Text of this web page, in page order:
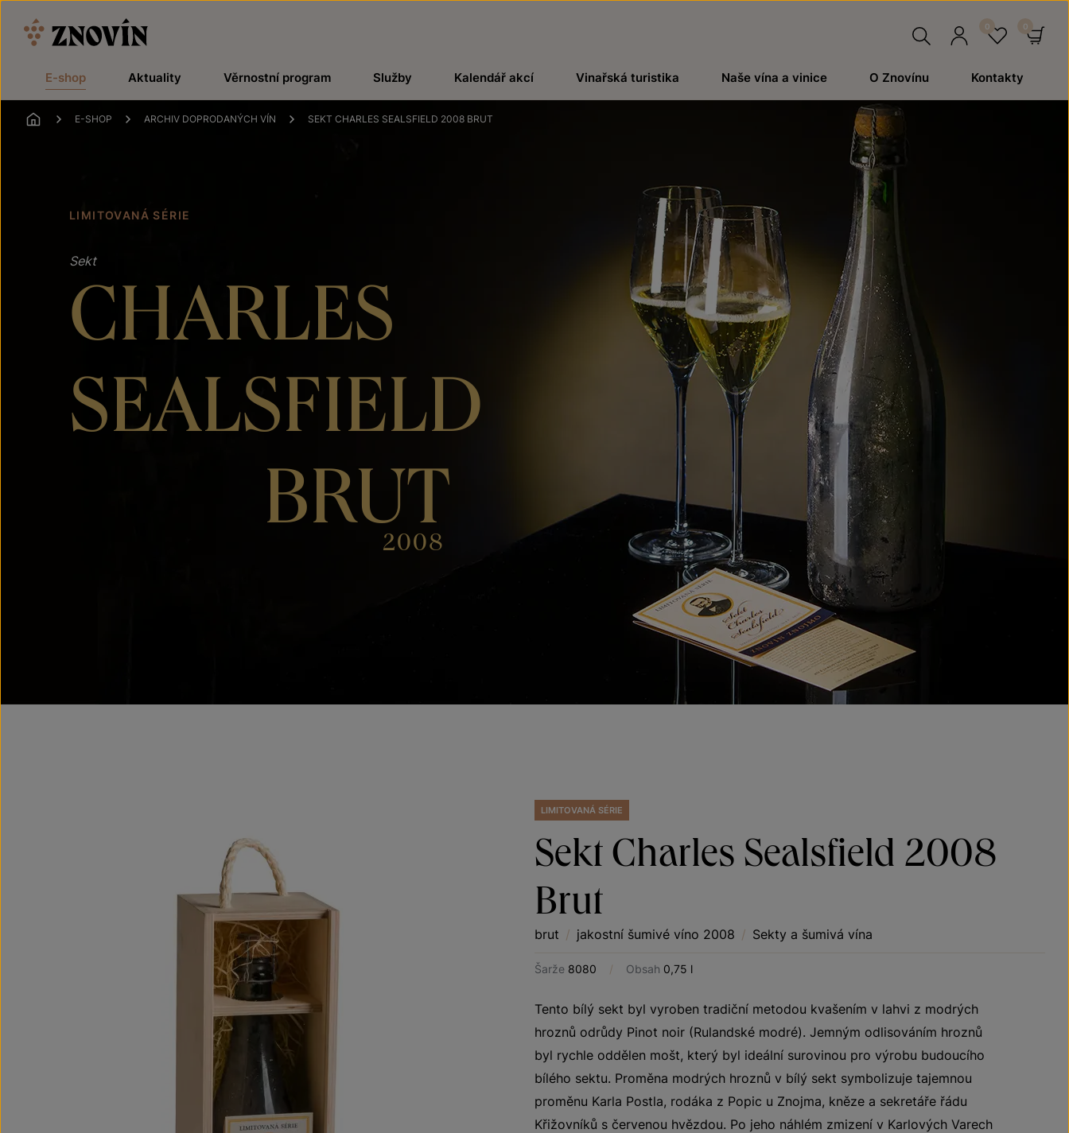
E-shop Aktuality Věrnostní program Služby Kalendář akcí Vinařská turistika Naše vína a vinice O Znovínu Kontakty
ÚVOD
E-SHOP ARCHIV DOPRODANÝCH VÍN SEKT CHARLES SEALSFIELD 2008 BRUT
LIMITOVANÁ SÉRIE
Sekt
CHARLES
SEALSFIELD
BRUT
2008
LIMITOVANÁ SÉRIE
Sekt Charles Sealsfield 2008
Brut
brut / jakostní šumivé víno 2008 / Sekty a šumivá vína
Šarže 8080 / Obsah 0,75 l
Tento bílý sekt byl vyroben tradiční metodou kvašením v lahvi z modrých
hroznů odrůdy Pinot noir (Rulandské modré). Jemným odlisováním hroznů
byl rychle oddělen mošt, který byl ideální surovinou pro výrobu budoucího
bílého sektu. Proměna modrých hroznů v bílý sekt symbolizuje tajemnou
proměnu Karla Postla, rodáka z Popic u Znojma, kněze a sekretáře řádu
Křižovníků s červenou hvězdou. Po jeho náhlém zmizení v Karlových Varech